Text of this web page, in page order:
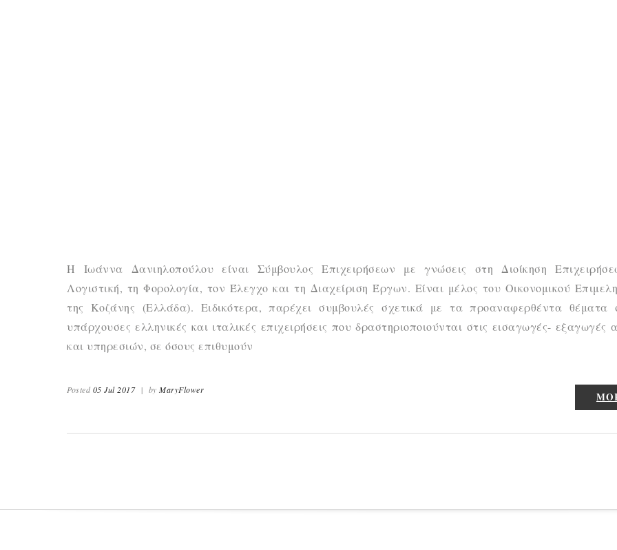
Η Ιωάννα Δανιηλοπούλου είναι Σύμβουλος Επιχειρήσεων με γνώσεις στη Διοίκηση
Λογιστική, τη Φορολογία, τον Έλεγχο και τη Διαχείριση Έργων. Είναι μέλος του Οικονομικού
της Κοζάνης (Ελλάδα). Ειδικότερα, παρέχει συμβουλές σχετικά με τα προαναφερθέντα θέματα
υπάρχουσες ελληνικές και ιταλικές επιχειρήσεις που δραστηριοποιούνται στις εισαγωγές- εξαγωγές
και υπηρεσιών, σε όσους επιθυμούν
Posted05 Jul 2017 | by MaryFlower